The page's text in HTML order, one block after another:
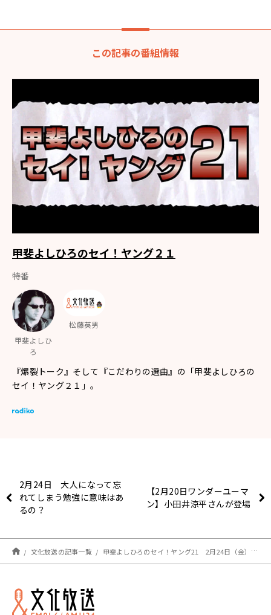
この記事の番組情報
甲斐よしひろのセイ！ヤング２１
特番
甲斐よしひ
ろ
松藤英男
『爆裂トーク』そして『こだわりの選曲』の「甲斐よしひろの
セイ！ヤング２１」。
2月24日 大人になって忘
れてしまう勉強に意味はあ
るの？
【2月20日ワンダーユーマ
ン】小田井涼平さんが登場
文化放送の記事一覧 甲斐よしひろのセイ！ヤング21 2月24日（金）生放送＆次回4月27日のお知らせ